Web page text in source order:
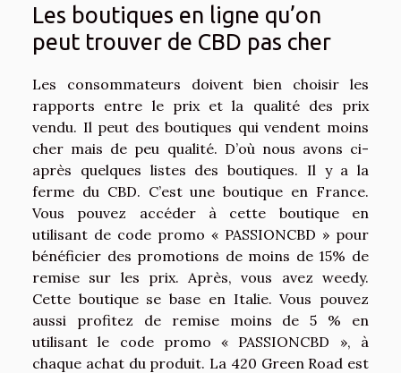
Les boutiques en ligne qu’on
peut trouver de CBD pas cher
Les consommateurs doivent bien choisir les
rapports entre le prix et la qualité des prix
vendu. Il peut des boutiques qui vendent moins
cher mais de peu qualité. D’où nous avons ci-
après quelques listes des boutiques. Il y a la
ferme du CBD. C’est une boutique en France.
Vous pouvez accéder à cette boutique en
utilisant de code promo « PASSIONCBD » pour
bénéficier des promotions de moins de 15% de
remise sur les prix. Après, vous avez weedy.
Cette boutique se base en Italie. Vous pouvez
aussi profitez de remise moins de 5 % en
utilisant le code promo « PASSIONCBD », à
chaque achat du produit. La 420 Green Road est